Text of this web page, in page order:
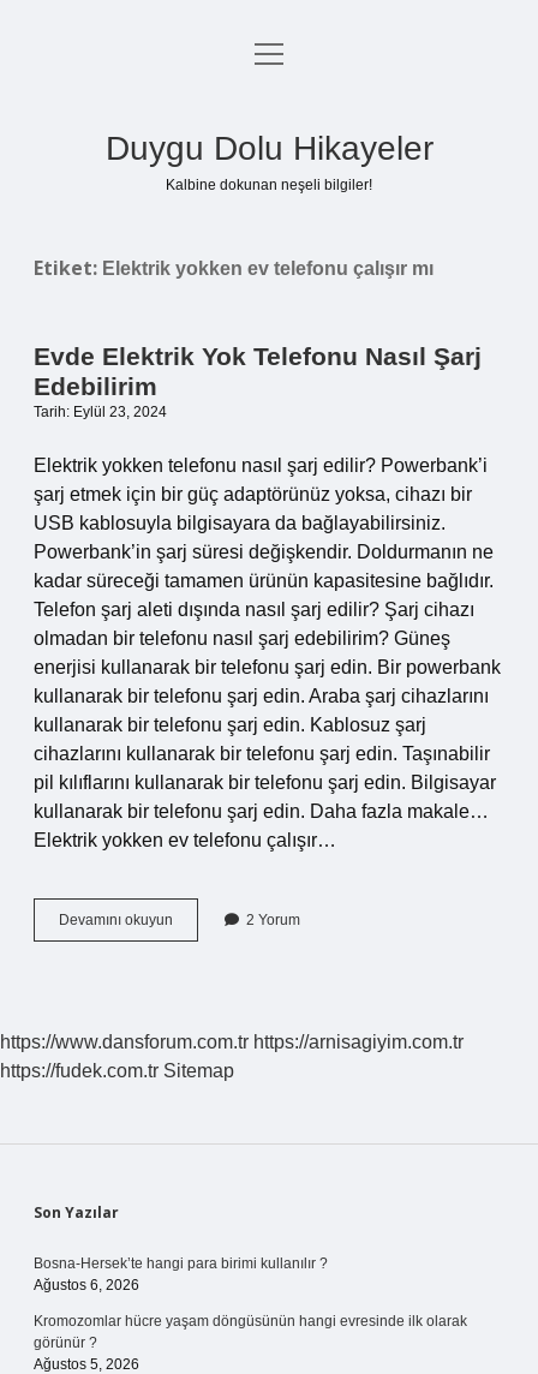
Anasayfa
menüyü
Duygu Dolu Hikayeler
Kalbine dokunan neşeli bilgiler!
Etiket: Elektrik yokken ev telefonu çalışır mı
Evde Elektrik Yok Telefonu Nasıl Şarj
Edebilirim
Tarih: Eylül 23, 2024
Elektrik yokken telefonu nasıl şarj edilir? Powerbank’i
şarj etmek için bir güç adaptörünüz yoksa, cihazı bir
USB kablosuyla bilgisayara da bağlayabilirsiniz.
Powerbank’in şarj süresi değişkendir. Doldurmanın ne
kadar süreceği tamamen ürünün kapasitesine bağlıdır.
Telefon şarj aleti dışında nasıl şarj edilir? Şarj cihazı
olmadan bir telefonu nasıl şarj edebilirim? Güneş
enerjisi kullanarak bir telefonu şarj edin. Bir powerbank
kullanarak bir telefonu şarj edin. Araba şarj cihazlarını
kullanarak bir telefonu şarj edin. Kablosuz şarj
cihazlarını kullanarak bir telefonu şarj edin. Taşınabilir
pil kılıflarını kullanarak bir telefonu şarj edin. Bilgisayar
kullanarak bir telefonu şarj edin. Daha fazla makale…
Elektrik yokken ev telefonu çalışır…
Devamını okuyun
Elektrik
Edebilirim
2 Yorum
https://www.dansforum.com.tr https://arnisagiyim.com.tr
https://fudek.com.tr Sitemap
Sidebar
Son Yazılar
Bosna-Hersek’te hangi para birimi kullanılır ?
Ağustos 6, 2026
Kromozomlar hücre yaşam döngüsünün hangi evresinde ilk olarak
görünür ?
Ağustos 5, 2026